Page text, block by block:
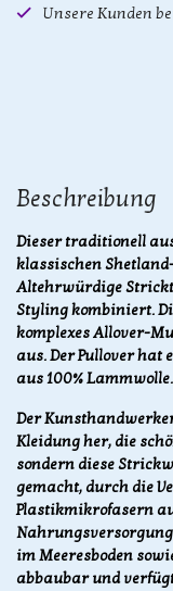
Unsere Kunden
Beschreibung
Dieser traditionell
klassischen
Altehrwürdige
Styling kombiniert.
komplexes Allover-
aus. Der Pullover hat
aus 100% Lammwolle.
Der
Kleidung her, die
sondern diese
gemacht, durch die
Plastikmikrofasern
im Meeresboden
abbaubar und